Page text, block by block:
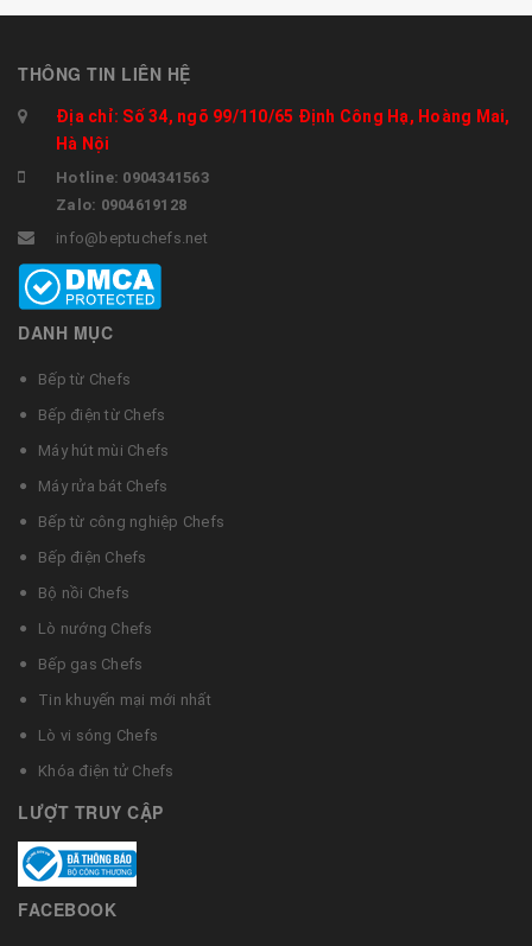
THÔNG TIN LIÊN HỆ
Địa chỉ: Số 34, ngõ 99/110/65 Định Công Hạ, Hoàng Mai,
Hà Nội
Hotline: 0904341563
Zalo: 0904619128
info@beptuchefs.net
DANH MỤC
Bếp từ Chefs
Bếp điện từ Chefs
Máy hút mùi Chefs
Máy rửa bát Chefs
Bếp từ công nghiệp Chefs
Bếp điện Chefs
Bộ nồi Chefs
Lò nướng Chefs
Bếp gas Chefs
Tin khuyến mại mới nhất
Lò vi sóng Chefs
Khóa điện tử Chefs
LƯỢT TRUY CẬP
FACEBOOK